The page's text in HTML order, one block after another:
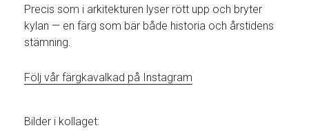
Precis som i arkitekturen lyser rött upp och bryter
kylan — en färg som bär både historia och årstidens
stämning.
Följ vår färgkavalkad på Instagram
Bilder i kollaget: